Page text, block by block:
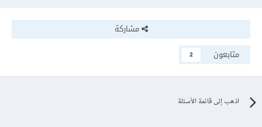
مشاركة
متابعون
2
اذهب إلى قائمة الأسئلة